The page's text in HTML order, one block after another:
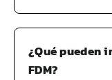
¿Qué pueden
FDM?